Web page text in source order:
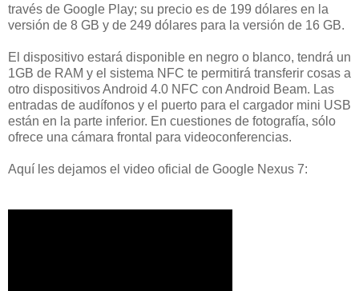
través de Google Play; su precio es de 199 dólares en la
versión de 8 GB y de 249 dólares para la versión de 16 GB.
El dispositivo estará disponible en negro o blanco, tendrá un
1GB de RAM y el sistema NFC te permitirá transferir cosas a
otro dispositivos Android 4.0 NFC con Android Beam. Las
entradas de audífonos y el puerto para el cargador mini USB
están en la parte inferior. En cuestiones de fotografía, sólo
ofrece una cámara frontal para videoconferencias.
Aquí les dejamos el video oficial de Google Nexus 7: